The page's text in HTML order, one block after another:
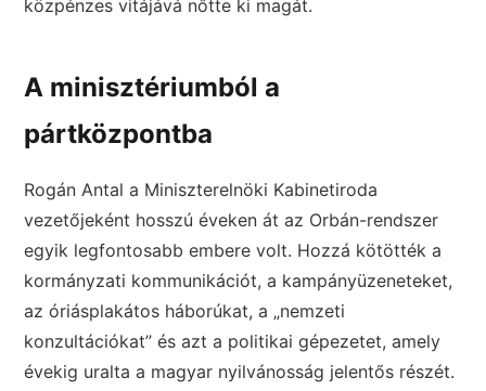
közpénzes vitájává nőtte ki magát.
A minisztériumból a
pártközpontba
Rogán Antal a Miniszterelnöki Kabinetiroda
vezetőjeként hosszú éveken át az Orbán-rendszer
egyik legfontosabb embere volt. Hozzá kötötték a
kormányzati kommunikációt, a kampányüzeneteket,
az óriásplakátos háborúkat, a „nemzeti
konzultációkat” és azt a politikai gépezetet, amely
évekig uralta a magyar nyilvánosság jelentős részét.